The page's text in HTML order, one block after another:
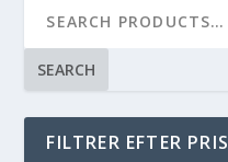
SEARCH
FILTRER EFTER PRIS